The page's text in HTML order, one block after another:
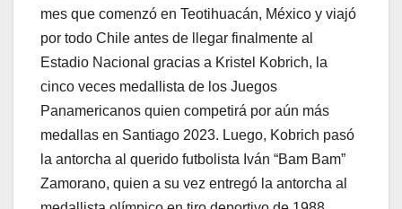
mes que comenzó en Teotihuacán, México y viajó
por todo Chile antes de llegar finalmente al
Estadio Nacional gracias a Kristel Kobrich, la
cinco veces medallista de los Juegos
Panamericanos quien competirá por aún más
medallas en Santiago 2023. Luego, Kobrich pasó
la antorcha al querido futbolista Iván “Bam Bam”
Zamorano, quien a su vez entregó la antorcha al